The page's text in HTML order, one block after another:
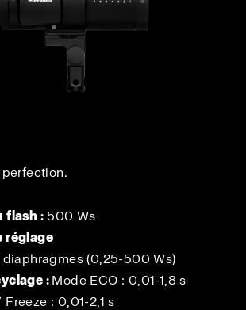
flash : 500 Ws
réglage
diaphragmes (0,25-500 Ws)
: Mode ECO : 0,01-1,8 s
: 0,01-2,1 s